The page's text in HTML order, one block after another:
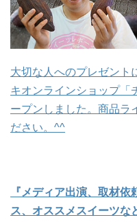
大切な人へのプレゼント
キオンラインショップ「
ープンしました。商品ラ
ださい。^^
『メディア出演、取材
ス、オススメスイーツな